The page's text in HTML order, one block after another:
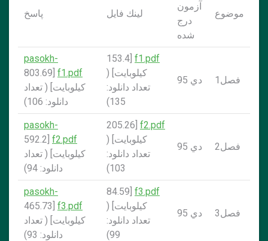
موضوع
آزمون
درج
شده
لينك فايل پاسخ
فصل1 دي 95
f1.pdf
[153.4
کيلوبايت] (
تعداد دانلود:
135)
pasokh-
f1.pdf
[803.69
کيلوبايت] ( تعداد
دانلود: 106)
فصل2 دي 95
f2.pdf
[205.26
کيلوبايت] (
تعداد دانلود:
103)
pasokh-
f2.pdf
[592.2
کيلوبايت] ( تعداد
دانلود: 94)
فصل3 دي 95
f3.pdf
[84.59
کيلوبايت] (
تعداد دانلود:
99)
pasokh-
f3.pdf
[465.73
کيلوبايت] ( تعداد
دانلود: 93)